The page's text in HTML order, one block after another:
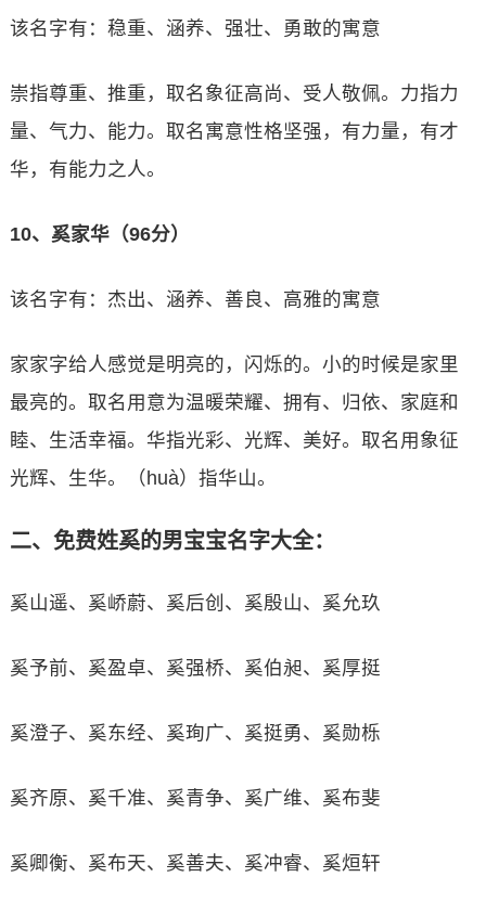
该名字有：稳重、涵养、强壮、勇敢的寓意
崇指尊重、推重，取名象征高尚、受人敬佩。力指力
量、气力、能力。取名寓意性格坚强，有力量，有才
华，有能力之人。
10、奚家华（96分）
该名字有：杰出、涵养、善良、高雅的寓意
家家字给人感觉是明亮的，闪烁的。小的时候是家里
最亮的。取名用意为温暖荣耀、拥有、归依、家庭和
睦、生活幸福。华指光彩、光辉、美好。取名用象征
光辉、生华。（huà）指华山。
二、免费姓奚的男宝宝名字大全：
奚山遥、奚峤蔚、奚后创、奚殷山、奚允玖
奚予前、奚盈卓、奚强桥、奚伯昶、奚厚挺
奚澄子、奚东经、奚珣广、奚挺勇、奚勋栎
奚齐原、奚千准、奚青争、奚广维、奚布斐
奚卿衡、奚布天、奚善夫、奚冲睿、奚烜轩